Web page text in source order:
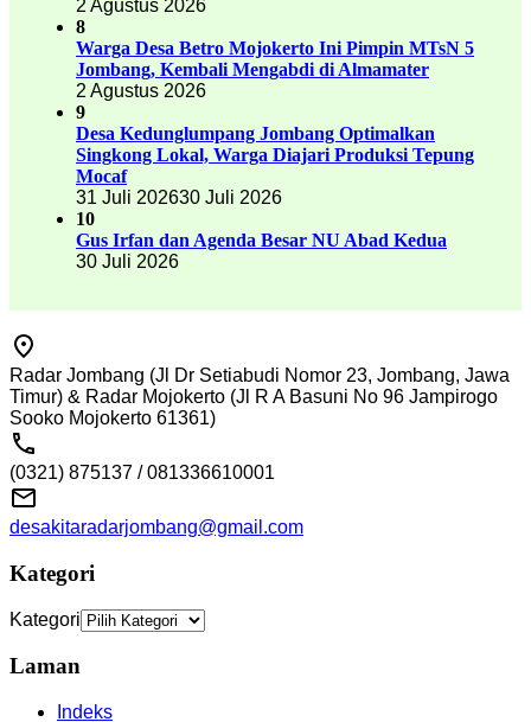
2 Agustus 2026
8
Warga Desa Betro Mojokerto Ini Pimpin MTsN 5
Jombang, Kembali Mengabdi di Almamater
2 Agustus 2026
9
Desa Kedunglumpang Jombang Optimalkan
Singkong Lokal, Warga Diajari Produksi Tepung
Mocaf
31 Juli 202630 Juli 2026
10
Gus Irfan dan Agenda Besar NU Abad Kedua
30 Juli 2026
Radar Jombang (Jl Dr Setiabudi Nomor 23, Jombang, Jawa
Timur) & Radar Mojokerto (Jl R A Basuni No 96 Jampirogo
Sooko Mojokerto 61361)
(0321) 875137 / 081336610001
desakitaradarjombang@gmail.com
Kategori
Kategori
Laman
Indeks